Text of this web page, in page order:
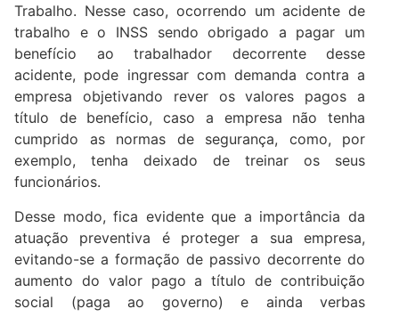
Trabalho. Nesse caso, ocorrendo um acidente de
trabalho e o INSS sendo obrigado a pagar um
benefício ao trabalhador decorrente desse
acidente, pode ingressar com demanda contra a
empresa objetivando rever os valores pagos a
título de benefício, caso a empresa não tenha
cumprido as normas de segurança, como, por
exemplo, tenha deixado de treinar os seus
funcionários.
Desse modo, fica evidente que a importância da
atuação preventiva é proteger a sua empresa,
evitando-se a formação de passivo decorrente do
aumento do valor pago a título de contribuição
social (paga ao governo) e ainda verbas